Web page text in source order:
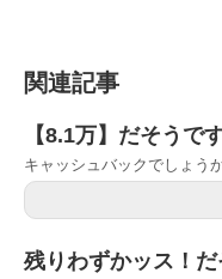
関連記事
【8.1万】だそうで
キャッシュバックでしょう
残りわずかッス！だ